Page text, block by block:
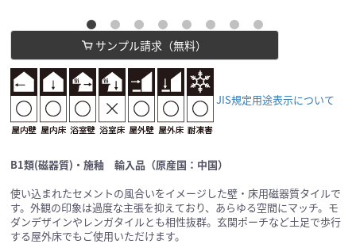
サンプル請求（無料）
JIS規定用途表示について
B1類(磁器質)・施釉 輸入品（原産国：中国）
使い込まれたセメントの風合いをイメージした壁・床用磁器質タイルで
す。外観の印象は過度な主張を抑えており、あらゆる空間にマッチ。モ
ダンデザインやレンガタイルとも相性抜群。玄関ポーチなど土足で歩行
する屋外床でもご使用いただけます。